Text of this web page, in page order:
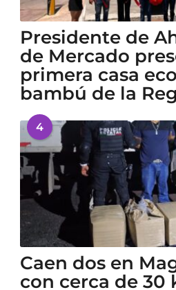
Presidente de
de Mercado
primera casa
bambú de la
4
Caen dos en
con cerca de 30